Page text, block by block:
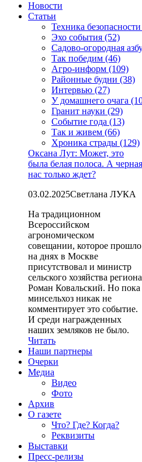
Новости
Статьи
Техника
Эхо события (52)
Садово-огородная
Так победим (46)
Агро-информ (109)
Районные будни (38)
Интервью (27)
У домашнего очага
Гранит науки (29)
Событие года (13)
Так и живем (66)
Хроника страды (129)
Оксана Лут: Может, это
была белая полоса. А черная
нас только ждет?
03.02.2025Светлана ЛУКА
На традиционном
Всероссийском
агрономическом
совещании, которое прошло
на днях в Москве
присутствовал и министр
сельского хозяйства региона
Роман Ковальский. Но пока
минсельхоз никак не
комментирует это событие.
И среди награжденных
наших земляков не было.
Читать
Наши партнеры
Очерки
Медиа
Видео
Фото
Архив
О газете
Что? Где? Когда?
Реквизиты
Выставки
Пресс-релизы